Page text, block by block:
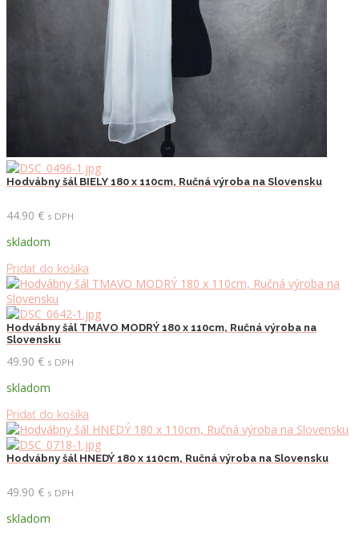
Hodvábny šál BIELY 180 x 110cm, Ručná výroba na Slovensku
44.90 € s DPH
skladom
Pridať do košíka
Hodvábny šál TMAVO MODRÝ 180 x 110cm, Ručná výroba na
Slovensku
49.90 € s DPH
skladom
Pridať do košíka
Hodvábny šál HNEDÝ 180 x 110cm, Ručná výroba na Slovensku
49.90 € s DPH
skladom